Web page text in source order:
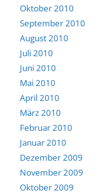
Oktober 2010
September 2010
August 2010
Juli 2010
Juni 2010
Mai 2010
April 2010
März 2010
Februar 2010
Januar 2010
Dezember 2009
November 2009
Oktober 2009